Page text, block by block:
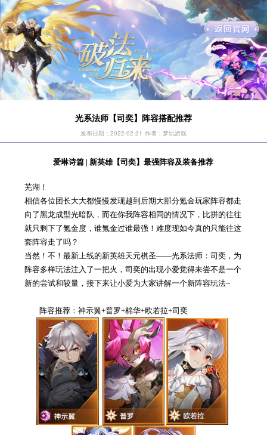
光系法师【司奕】阵容搭配推荐
发布日期：2022-02-21 作者：梦玩游戏
爱琳诗篇 | 新英雄【司奕】最强阵容及装备推荐
芜湖！
相信各位团长大大都慢慢发现越到后期大部分氪金玩家阵容都走
向了黑龙成型光暗队，而在你我阵容相同的情况下，比拼的往往
就只剩下了氪金度，谁氪金过谁最强！难度现如今真的只能往这
套阵容走了吗？
当然！不！最新上线的新英雄天元棋圣——光系法师：司奕，为
阵容多样玩法注入了一把火，司奕的出现小爱觉得未尝不是一个
新的尝试和较量，接下来让小爱为大家讲解一个新阵容玩法~
阵容推荐：神示翼+普罗+棉华+欧若拉+司奕